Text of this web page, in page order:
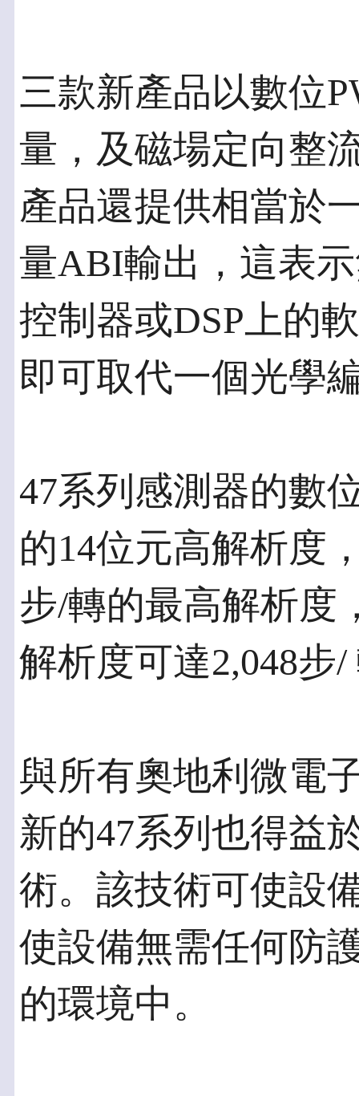
三款新產品以數位
量，及磁場定向整
產品還提供相當於
量ABI輸出，這表
控制器或DSP上的
即可取代一個光學
47系列感測器的數
的14位元高解析度
步/轉的最高解析度
解析度可達2,048步/
與所有奧地利微電
新的47系列也得益
術。該技術可使設
使設備無需任何防
的環境中。